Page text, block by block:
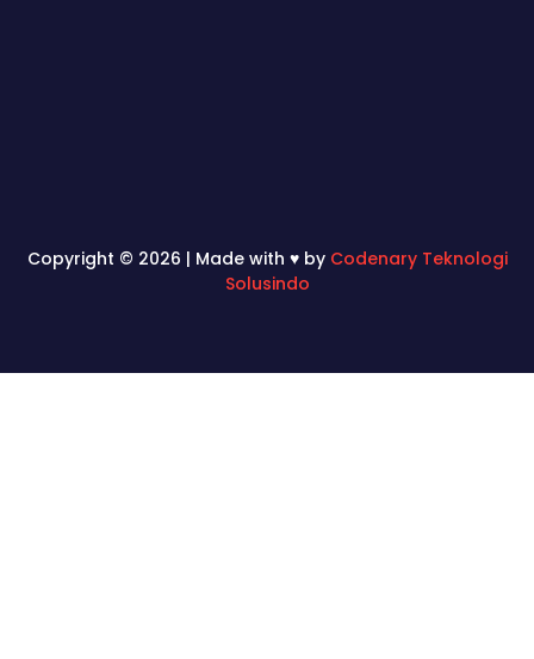
Copyright © 2026 | Made with ♥ by Codenary Teknologi
Solusindo